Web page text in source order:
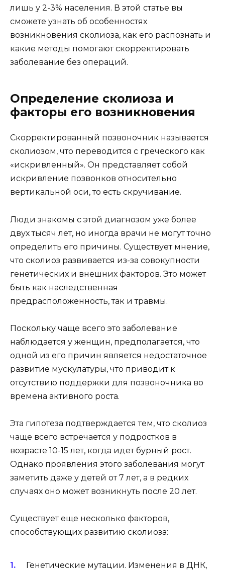
лишь у 2-3% населения. В этой статье вы
сможете узнать об особенностях
возникновения сколиоза, как его распознать и
какие методы помогают скорректировать
заболевание без операций.
Определение сколиоза и
факторы его возникновения
Скорректированный позвоночник называется
сколиозом, что переводится с греческого как
«искривленный». Он представляет собой
искривление позвонков относительно
вертикальной оси, то есть скручивание.
Люди знакомы с этой диагнозом уже более
двух тысяч лет, но иногда врачи не могут точно
определить его причины. Существует мнение,
что сколиоз развивается из-за совокупности
генетических и внешних факторов. Это может
быть как наследственная
предрасположенность, так и травмы.
Поскольку чаще всего это заболевание
наблюдается у женщин, предполагается, что
одной из его причин является недостаточное
развитие мускулатуры, что приводит к
отсутствию поддержки для позвоночника во
времена активного роста.
Эта гипотеза подтверждается тем, что сколиоз
чаще всего встречается у подростков в
возрасте 10-15 лет, когда идет бурный рост.
Однако проявления этого заболевания могут
заметить даже у детей от 7 лет, а в редких
случаях оно может возникнуть после 20 лет.
Существует еще несколько факторов,
способствующих развитию сколиоза:
Генетические мутации. Изменения в ДНК,